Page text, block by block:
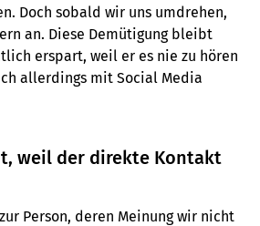
Doch sobald wir uns umdrehen,
an. Diese Demütigung bleibt
erspart, weil er es nie zu hören
allerdings mit Social Media
weil der direkte Kontakt
Person, deren Meinung wir nicht